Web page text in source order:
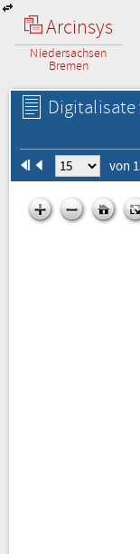
Arcinsys
Niedersachsen
Bremen
Digitalisate
von